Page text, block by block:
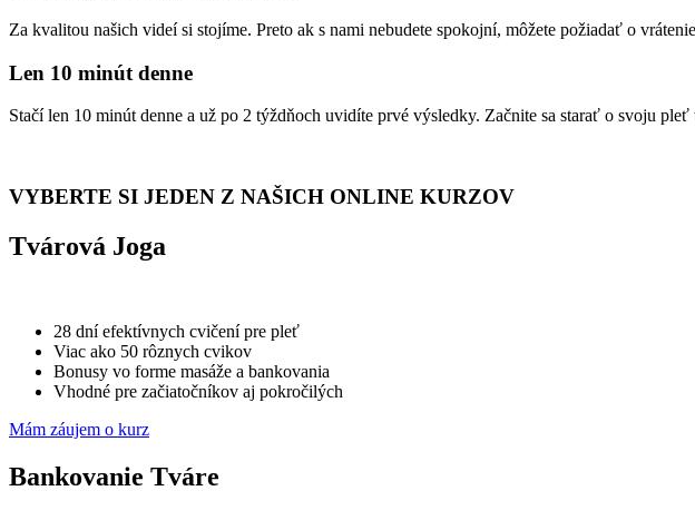
Za kvalitou našich videí si stojíme. Preto ak s nami nebudete spokojní, môžete požiadať o
Len 10 minút denne
Stačí len 10 minút denne a už po 2 týždňoch uvidíte prvé výsledky. Začnite sa starať o svoju
VYBERTE SI JEDEN Z NAŠICH ONLINE KURZOV
Tvárová Joga
28 dní efektívnych cvičení pre pleť
Viac ako 50 rôznych cvikov
Bonusy vo forme masáže a bankovania
Vhodné pre začiatočníkov aj pokročilých
Mám záujem o kurz
Bankovanie Tváre